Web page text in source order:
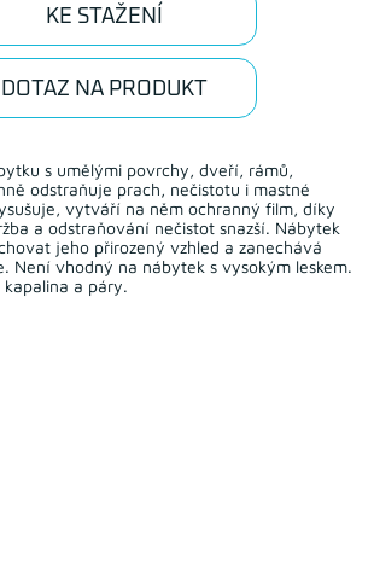
KE STAŽENÍ
DOTAZ NA PRODUKT
s umělými povrchy, dveří, rámů,
odstraňuje prach, nečistotu i mastné
vytváří na něm ochranný film, díky
a odstraňování nečistot snazší. Nábytek
jeho přirozený vzhled a zanechává
Není vhodný na nábytek s vysokým leskem.
kapalina a páry.